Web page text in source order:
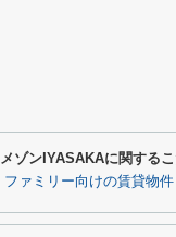
メゾンIYASAKAに関する
ファミリー向けの賃貸物件